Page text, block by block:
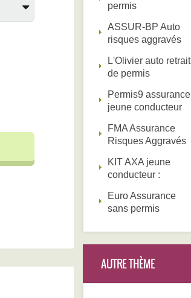
permis
ASSUR-BP Auto
risques aggravés
L'Olivier auto retrait
de permis
Permis9 assurance
jeune conducteur
FMA Assurance
Risques Aggravés
KIT AXA jeune
conducteur :
Euro Assurance
sans permis
AUTRE THÈME